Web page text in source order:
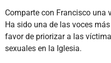
Comparte con Francisco una
Ha sido una de las voces
favor de priorizar a las
sexuales en la Iglesia.